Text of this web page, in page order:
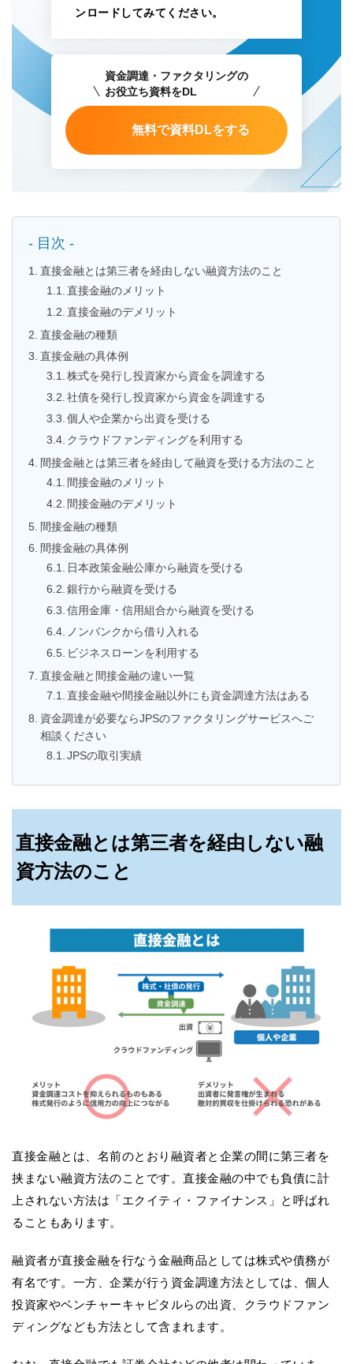
ンロードしてみてください。
資金調達・ファクタリングの
お役立ち資料をDL
無料で資料DLをする
- 目次 -
直接金融とは第三者を経由しない融資方法のこと
直接金融のメリット
直接金融のデメリット
直接金融の種類
直接金融の具体例
株式を発行し投資家から資金を調達する
社債を発行し投資家から資金を調達する
個人や企業から出資を受ける
クラウドファンディングを利用する
間接金融とは第三者を経由して融資を受ける方法のこと
間接金融のメリット
間接金融のデメリット
間接金融の種類
間接金融の具体例
日本政策金融公庫から融資を受ける
銀行から融資を受ける
信用金庫・信用組合から融資を受ける
ノンバンクから借り入れる
ビジネスローンを利用する
直接金融と間接金融の違い一覧
直接金融や間接金融以外にも資金調達方法はある
資金調達が必要ならJPSのファクタリングサービスへご
相談ください
JPSの取引実績
直接金融とは第三者を経由しない融
資方法のこと
直接金融とは、名前のとおり融資者と企業の間に第三者を
挟まない融資方法のことです。直接金融の中でも負債に計
上されない方法は「エクイティ・ファイナンス」と呼ばれ
ることもあります。
融資者が直接金融を行なう金融商品としては株式や債務が
有名です。一方、企業が行う資金調達方法としては、個人
投資家やベンチャーキャピタルらの出資、クラウドファン
ディングなども方法として含まれます。